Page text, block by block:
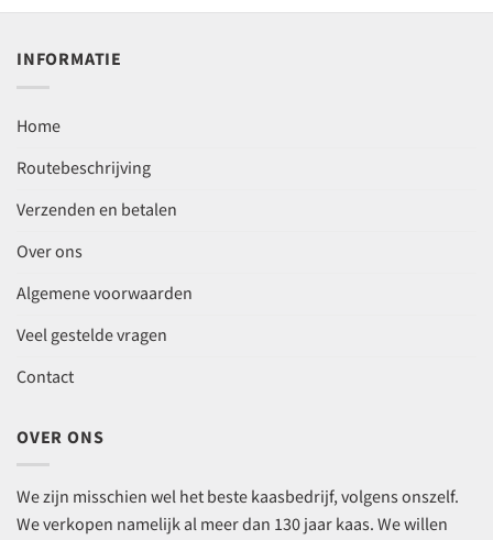
INFORMATIE
Home
Routebeschrijving
Verzenden en betalen
Over ons
Algemene voorwaarden
Veel gestelde vragen
Contact
OVER ONS
We zijn misschien wel het beste kaasbedrijf, volgens onszelf.
We verkopen namelijk al meer dan 130 jaar kaas. We willen